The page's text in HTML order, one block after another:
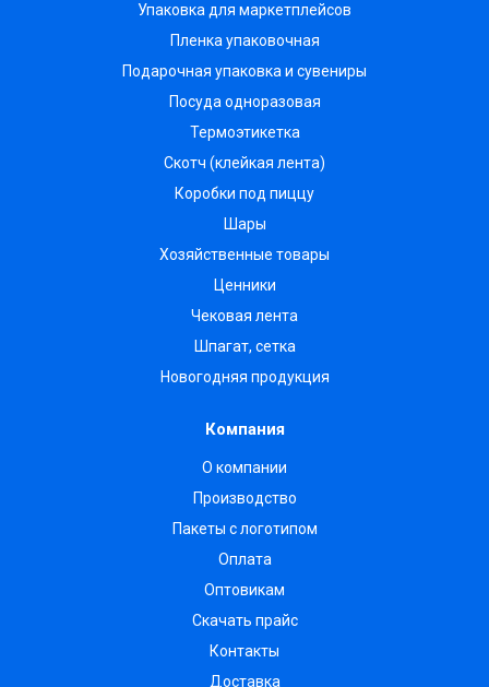
Упаковка для маркетплейсов
Пленка упаковочная
Подарочная упаковка и сувениры
Посуда одноразовая
Термоэтикетка
Скотч (клейкая лента)
Коробки под пиццу
Шары
Хозяйственные товары
Ценники
Чековая лента
Шпагат, сетка
Новогодняя продукция
Компания
О компании
Производство
Пакеты с логотипом
Оплата
Оптовикам
Скачать прайс
Контакты
Доставка